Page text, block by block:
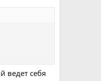
ведет себя